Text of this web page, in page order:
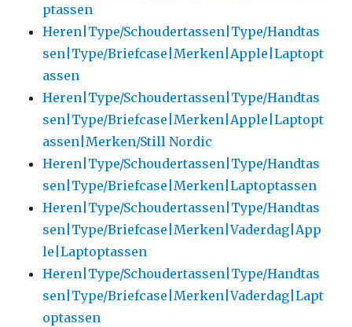
ptassen
Heren|Type/Schoudertassen|Type/Handtas
sen|Type/Briefcase|Merken|Apple|Laptopt
assen
Heren|Type/Schoudertassen|Type/Handtas
sen|Type/Briefcase|Merken|Apple|Laptopt
assen|Merken/Still Nordic
Heren|Type/Schoudertassen|Type/Handtas
sen|Type/Briefcase|Merken|Laptoptassen
Heren|Type/Schoudertassen|Type/Handtas
sen|Type/Briefcase|Merken|Vaderdag|App
le|Laptoptassen
Heren|Type/Schoudertassen|Type/Handtas
sen|Type/Briefcase|Merken|Vaderdag|Lapt
optassen